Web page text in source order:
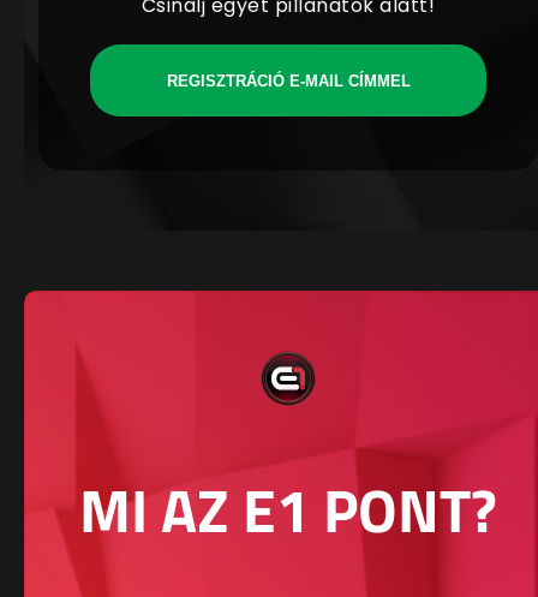
Csinálj egyet pillanatok alatt!
REGISZTRÁCIÓ E-MAIL CÍMMEL
MI AZ E1 PONT?